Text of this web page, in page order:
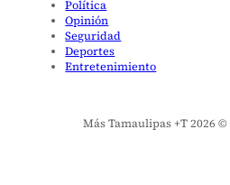
Política
Opinión
Seguridad
Deportes
Entretenimiento
Más Tamaulipas +T 2026